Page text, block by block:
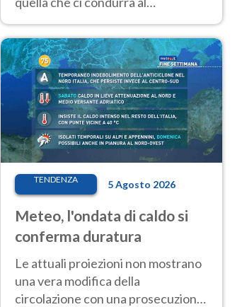
temperature molto elevate
TENDENZA 5 Agosto 2026
Meteo, l'ondata di caldo si
conferma duratura
Le attuali proiezioni non mostrano
una vera modifica della
circolazione con una prosecuzione